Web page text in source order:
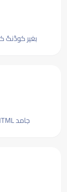
بغیر کوڈنگ
جامد HTML صفحات ہوسٹ کریں اور فوراً شیئر کریں۔